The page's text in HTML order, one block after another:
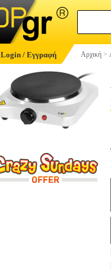
Login / Εγγραφή Αρχική >